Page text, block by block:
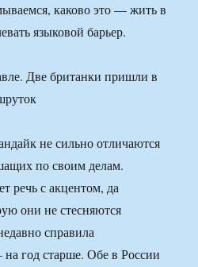
каково это — жить в
языковой барьер.
не сильно отличаются
по своим делам.
речь с акцентом, да
они не стесняются
справила
год старше. Обе в России